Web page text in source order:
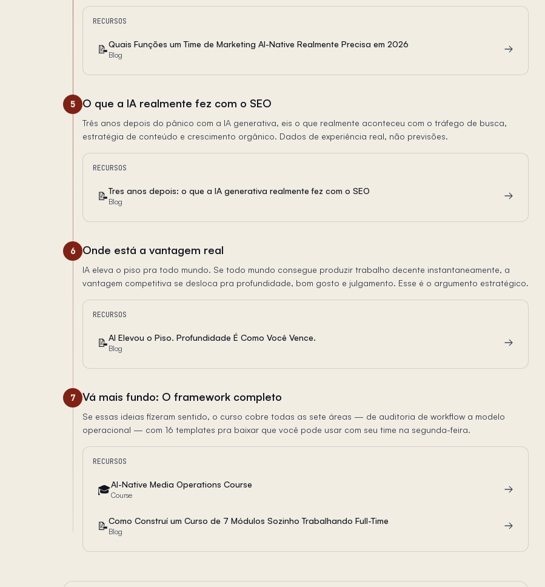
RECURSOS
📝Quais Funções um Time de Marketing AI-Native Realmente Precisa em 2026
Blog
5 O que a IA realmente fez com o SEO
Três anos depois do pânico com a IA generativa, eis o que realmente aconteceu com o tráfego de busca,
estratégia de conteúdo e crescimento orgânico. Dados de experiência real, não previsões.
RECURSOS
📝Tres anos depois: o que a IA generativa realmente fez com o SEO
Blog
6 Onde está a vantagem real
IA eleva o piso pra todo mundo. Se todo mundo consegue produzir trabalho decente instantaneamente, a
vantagem competitiva se desloca pra profundidade, bom gosto e julgamento. Esse é o argumento estratégico.
RECURSOS
📝AI Elevou o Piso. Profundidade É Como Você Vence.
Blog
7 Vá mais fundo: O framework completo
Se essas ideias fizeram sentido, o curso cobre todas as sete áreas — de auditoria de workflow a modelo
operacional — com 16 templates pra baixar que você pode usar com seu time na segunda-feira.
RECURSOS
🎓AI-Native Media Operations Course
Course
📝Como Construí um Curso de 7 Módulos Sozinho Trabalhando Full-Time
Blog